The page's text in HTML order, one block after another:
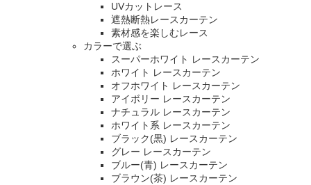
UVカットレース
遮熱断熱レースカーテン
素材感を楽しむレース
カラーで選ぶ
スーパーホワイト レースカーテン
ホワイト レースカーテン
オフホワイト レースカーテン
アイボリー レースカーテン
ナチュラル レースカーテン
ホワイト系 レースカーテン
ブラック(黒) レースカーテン
グレー レースカーテン
ブルー(青) レースカーテン
ブラウン(茶) レースカーテン